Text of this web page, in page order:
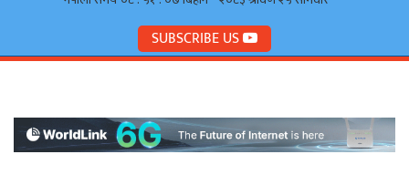
SUBSCRIBE US